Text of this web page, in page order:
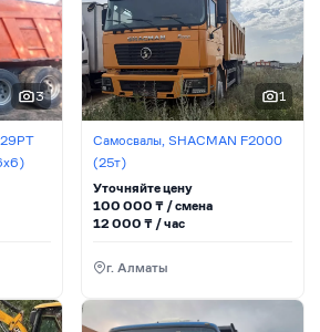
3 1
Самосвалы, SHACMAN F2000
(25т)
Уточняйте цену
100 000₸ / сменa
12 000₸ / час
г. Алматы